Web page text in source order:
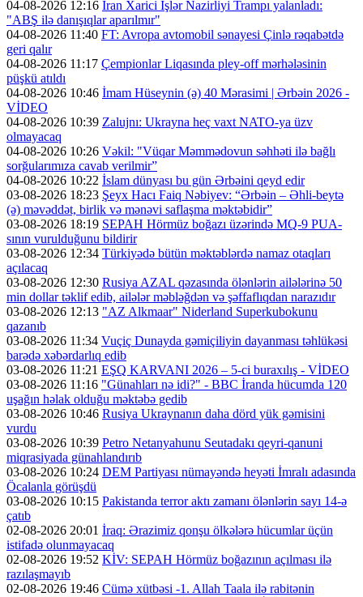
04-08-2026 12:16 İran Xarici İşlər Nazirliyi Trampı yalanladı:
"ABŞ ilə danışıqlar aparılmır"
04-08-2026 11:40 FT: Avropa avtomobil sənayesi Çinlə rəqabətdə
geri qalır
04-08-2026 11:17 Çempionlar Liqasında pley-off mərhələsinin
püşkü atıldı
04-08-2026 10:46 İmam Hüseynin (ə) 40 Mərasimi | Ərbəin 2026 -
VİDEO
04-08-2026 10:39 Zalujnı: Ukrayna heç vaxt NATO-ya üzv
olmayacaq
04-08-2026 10:26 Vəkil: "Vüqar Məmmədovun səhhəti ilə bağlı
sorğularımıza cavab verilmir”
04-08-2026 10:22 İslam dünyası bu gün Ərbəini qeyd edir
03-08-2026 18:23 Şeyx Hacı Faiq Nəbiyev: “Ərbəin – Əhli-beytə
(ə) məvəddət, birlik və mənəvi saflaşma məktəbidir”
03-08-2026 18:19 SEPAH Hörmüz boğazı üzərində MQ-9 PUA-
sının vurulduğunu bildirir
03-08-2026 12:34 Türkiyədə bütün məktəblərdə namaz otaqları
açılacaq
03-08-2026 12:30 Rusiya AZAL qəzasında ölənlərin ailələrinə 50
min dollar təklif edib, ailələr məbləğdən və şəffaflıqdan narazıdır
03-08-2026 12:13 "AZ Alkmaar" Niderland Superkubokunu
qazanıb
03-08-2026 11:34 Vuçiç Dunayda gəmiçiliyin dayanması təhlükəsi
barədə xəbərdarlıq edib
03-08-2026 11:21 EŞQ KARVANI 2026 – 5-ci buraxılış - VİDEO
03-08-2026 11:16 "Günahları nə idi?" - BBC İranda hücumda 120
uşağın həlak olduğu məktəbə gedib
03-08-2026 10:46 Rusiya Ukraynanın daha dörd yük gəmisini
vurdu
03-08-2026 10:39 Petro Netanyahunu Seutadakı qeyri-qanuni
miqrasiyada günahlandırıb
03-08-2026 10:24 DEM Partiyası nümayəndə heyəti İmralı adasında
Öcalanla görüşdü
03-08-2026 10:15 Pakistanda terror aktı zamanı ölənlərin sayı 14-ə
çatıb
02-08-2026 20:01 İraq: Ərazimiz qonşu ölkələrə hücumlar üçün
istifadə olunmayacaq
02-08-2026 19:52 KİV: SEPAH Hörmüz boğazının açılması ilə
razılaşmayıb
02-08-2026 19:46 Cümə xütbəsi -1. Allah Taala ilə rabitənin